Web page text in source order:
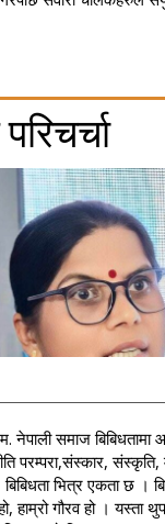
नेपाली समाज
परम्परा,संस्कार, संस्कृति,
भित्र एकता छ ।
हाम्रो गौरव हो । यस्ता